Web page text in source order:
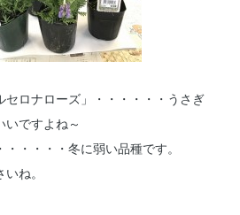
セロナローズ」・・・・・・うさぎ
いですよね～
・・・・・冬に弱い品種です。
ね。